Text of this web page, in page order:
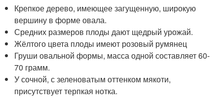
Крепкое дерево, имеющее загущенную, широкую
вершину в форме овала.
Средних размеров плоды дают щедрый урожай.
Жёлтого цвета плоды имеют розовый румянец
Груши овальной формы, масса одной составляет 60-
70 грамм.
У сочной, с зеленоватым оттенком мякоти,
присутствует терпкая нотка.